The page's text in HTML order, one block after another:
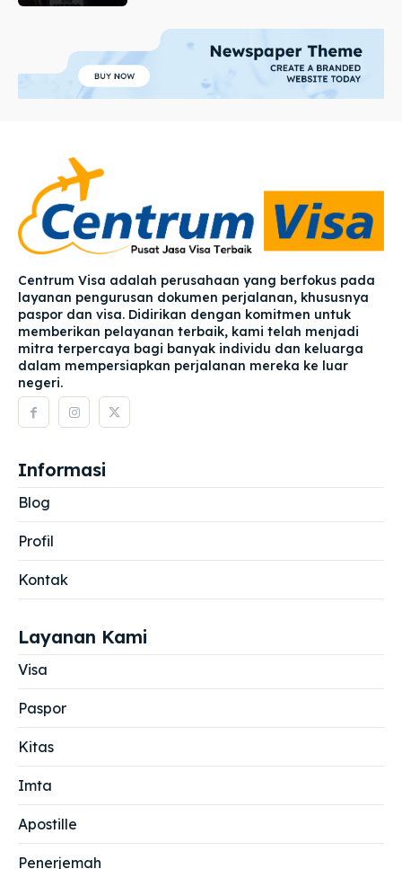
Centrum Visa adalah perusahaan yang berfokus pada
layanan pengurusan dokumen perjalanan, khususnya
paspor dan visa. Didirikan dengan komitmen untuk
memberikan pelayanan terbaik, kami telah menjadi
mitra terpercaya bagi banyak individu dan keluarga
dalam mempersiapkan perjalanan mereka ke luar
negeri.
Informasi
Blog
Profil
Kontak
Layanan Kami
Visa
Paspor
Kitas
Imta
Apostille
Penerjemah